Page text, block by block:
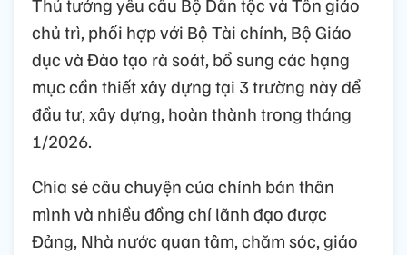
chủ trì, phối hợp với Bộ Tài chính, Bộ Giáo
dục và Đào tạo rà soát, bổ sung các hạng
mục cần thiết xây dựng tại 3 trường này để
đầu tư, xây dựng, hoàn thành trong tháng
1/2026.
Chia sẻ câu chuyện của chính bản thân
mình và nhiều đồng chí lãnh đạo được
Đảng, Nhà nước quan tâm, chăm sóc, giáo